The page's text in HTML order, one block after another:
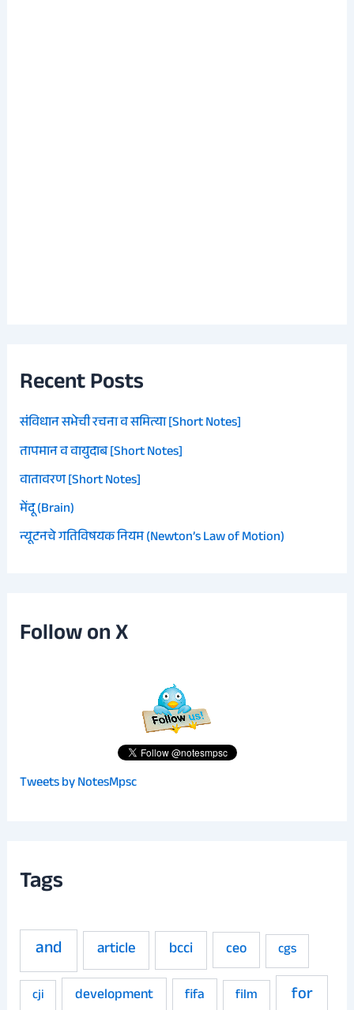
Recent Posts
संविधान सभेची रचना व समित्या [Short Notes]
तापमान व वायुदाब [Short Notes]
वातावरण [Short Notes]
मेंदू (Brain)
न्यूटनचे गतिविषयक नियम (Newton’s Law of Motion)
Follow on X
Tweets by NotesMpsc
Tags
and article bcci ceo cgs
cji development fifa film for